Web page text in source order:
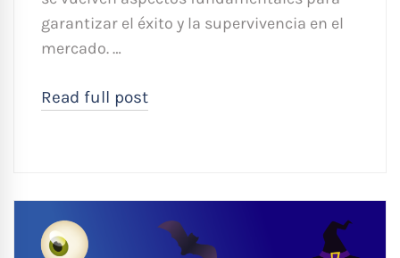
garantizar el éxito y la supervivencia en el
mercado. …
Read full post